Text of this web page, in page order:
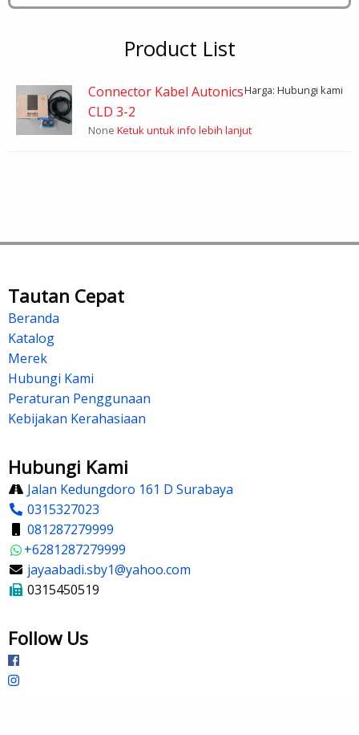
Product List
Connector Kabel Autonics
CLD 3-2
Harga: Hubungi kami
None Ketuk untuk info lebih lanjut
Tautan Cepat
Beranda
Katalog
Merek
Hubungi Kami
Peraturan Penggunaan
Kebijakan Kerahasiaan
Hubungi Kami
Jalan Kedungdoro 161 D Surabaya
0315327023
081287279999
+6281287279999
jayaabadi.sby1@yahoo.com
0315450519
Follow Us